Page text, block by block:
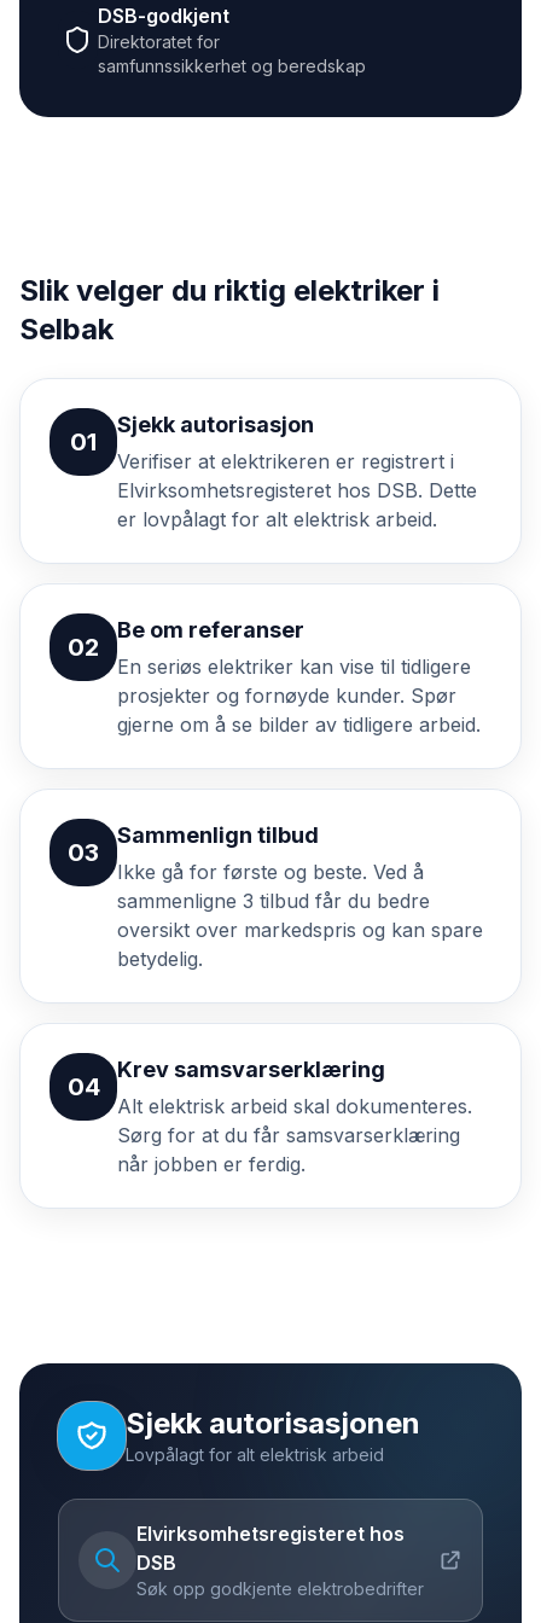
DSB-godkjent
Direktoratet for
samfunnssikkerhet og beredskap
Slik velger du riktig elektriker i
Selbak
01
Sjekk autorisasjon
Verifiser at elektrikeren er registrert i
Elvirksomhetsregisteret hos DSB. Dette
er lovpålagt for alt elektrisk arbeid.
02
Be om referanser
En seriøs elektriker kan vise til tidligere
prosjekter og fornøyde kunder. Spør
gjerne om å se bilder av tidligere arbeid.
03
Sammenlign tilbud
Ikke gå for første og beste. Ved å
sammenligne 3 tilbud får du bedre
oversikt over markedspris og kan spare
betydelig.
04
Krev samsvarserklæring
Alt elektrisk arbeid skal dokumenteres.
Sørg for at du får samsvarserklæring
når jobben er ferdig.
Sjekk autorisasjonen
Lovpålagt for alt elektrisk arbeid
Elvirksomhetsregisteret hos
DSB
Søk opp godkjente elektrobedrifter